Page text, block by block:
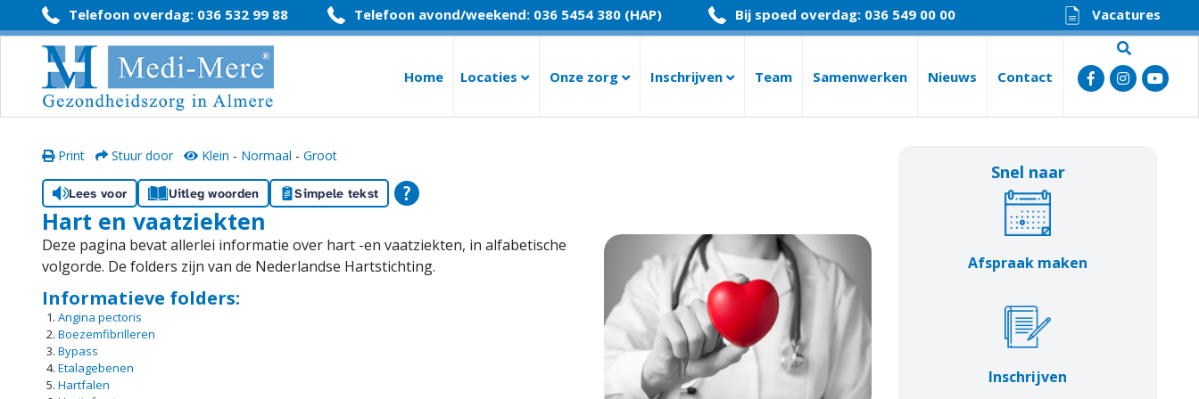
Telefoon overdag: 036 532 99 88 Telefoon avond/weekend: 036 5454 380 (HAP) Bij spoed overdag: 036 549 00 00 Vacatures
Home Locaties Onze zorg Inschrijven Team Samenwerken Nieuws Contact
Print Stuur door Klein - Normaal - Groot
Lees voor Uitleg woorden Simpele tekst
Hart en vaatziekten
Deze pagina bevat allerlei informatie over hart -en vaatziekten, in alfabetische
volgorde. De folders zijn van de Nederlandse Hartstichting.
Informatieve folders:
Angina pectoris
Boezemfibrilleren
Bypass
Etalagebenen
Hartfalen
Snel naar
Afspraak maken
Inschrijven